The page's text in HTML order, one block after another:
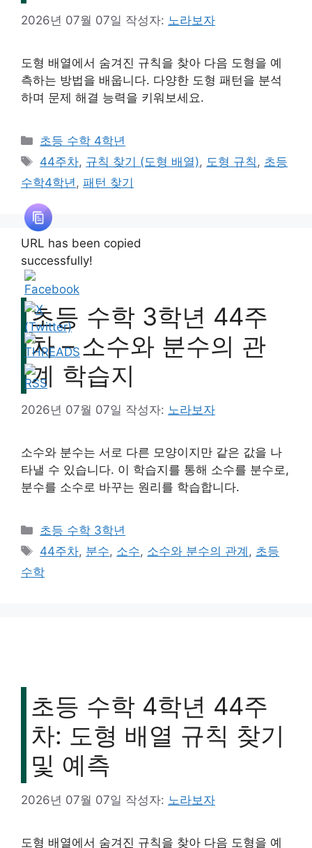
2026년 07월 07일 작성자: 노라보자
도형 배열에서 숨겨진 규칙을 찾아 다음 도형을 예
측하는 방법을 배웁니다. 다양한 도형 패턴을 분석
하며 문제 해결 능력을 키워보세요.
카
테
리
초등 수학 4학년
태
그
44주차, 규칙 찾기 (도형 배열), 도형 규칙 , 초등
수학4학년 , 패턴 찾기
초등 수학 3학년 44주
차 – 소수와 분수의 관
계 학습지
2026년 07월 07일 작성자: 노라보자
소수와 분수는 서로 다른 모양이지만 같은 값을 나
타낼 수 있습니다. 이 학습지를 통해 소수를 분수로,
분수를 소수로 바꾸는 원리를 학습합니다.
카
테
리
초등 수학 3학년
태
그
44주차, 분수, 소수, 소수와 분수의 관계 , 초등
수학
초등 수학 4학년 44주
차: 도형 배열 규칙 찾기
및 예측
2026년 07월 07일 작성자: 노라보자
도형 배열에서 숨겨진 규칙을 찾아 다음 도형을 예
successfully!